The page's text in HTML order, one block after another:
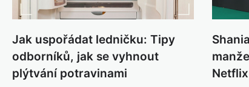
Jak uspořádat ledničku: Tipy
odborníků, jak se vyhnout
plýtvání potravinami